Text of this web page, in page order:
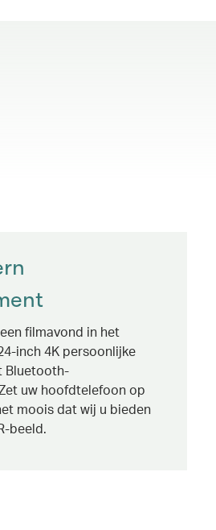
filmavond in het
inch 4K persoonlijke
Bluetooth-
uw hoofdtelefoon op
moois dat wij u bieden
beeld.